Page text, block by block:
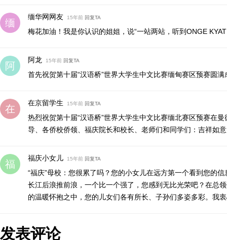
缅华网网友 15年前 回复TA
梅花加油！我是你认识的姐姐，说“一站两站，听到ONGE
阿龙 15年前 回复TA
首先祝贺第十届“汉语桥”世界大学生中文比赛缅甸赛区预赛圆
在京留学生 15年前 回复TA
热烈祝贺第十届“汉语桥”世界大学生中文比赛缅北赛区预赛在
导、各侨校侨领、福庆院长和校长、老师们和同学们：吉祥如
福庆小女儿 15年前 回复TA
“福庆”母校：您很累了吗？您的小女儿在远方第一个看到您的
长江后浪推前浪，一个比一个强了，您感到无比光荣吧？在总
的温暖怀抱之中，您的儿女们各有所长、子孙们多姿多彩。我
发表评论